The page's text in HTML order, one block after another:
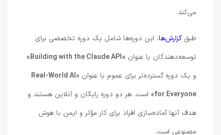
گزارش‌ها، این دوره‌ها شامل یک دوره تخصصی برای
توسعه‌دهندگان با عنوان «Building with the Claude API»
و یک دوره گسترده‌تر برای عموم با عنوان «Real-World AI
for Everyone» است. هر دو دوره رایگان و آنلاین هستند و
هدف آنها آماده‌سازی افراد برای کار مؤثر و ایمن با هوش
مصنوعی است.